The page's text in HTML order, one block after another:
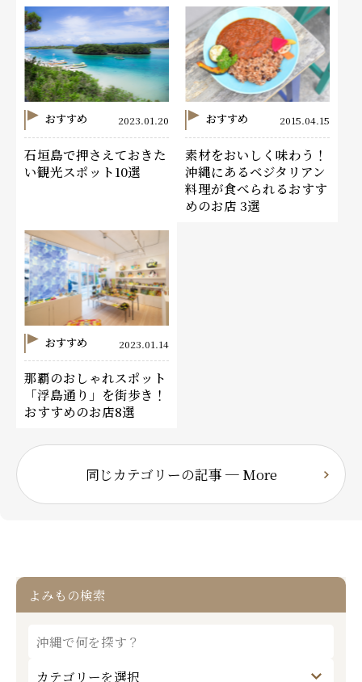
おすすめ 2023.01.20
石垣島で押さえておきた
い観光スポット10選
おすすめ 2015.04.15
素材をおいしく味わう！
沖縄にあるベジタリアン
料理が食べられるおすす
めのお店 3選
おすすめ 2023.01.14
那覇のおしゃれスポット
「浮島通り」を街歩き！
おすすめのお店8選
同じカテゴリーの記事 ─ More
よみもの検索